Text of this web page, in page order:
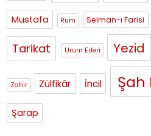
Mustafa Rum Selman-ı Farisi
Tarikat Urum Erleri Yezid
Zahir Zülfikâr İncil Şah
Şarap